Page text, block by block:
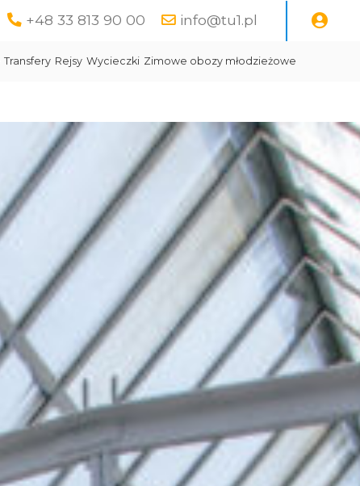
+48 33 813 90 00 info@tu1.pl
Transfery Rejsy Wycieczki Zimowe obozy młodzieżowe